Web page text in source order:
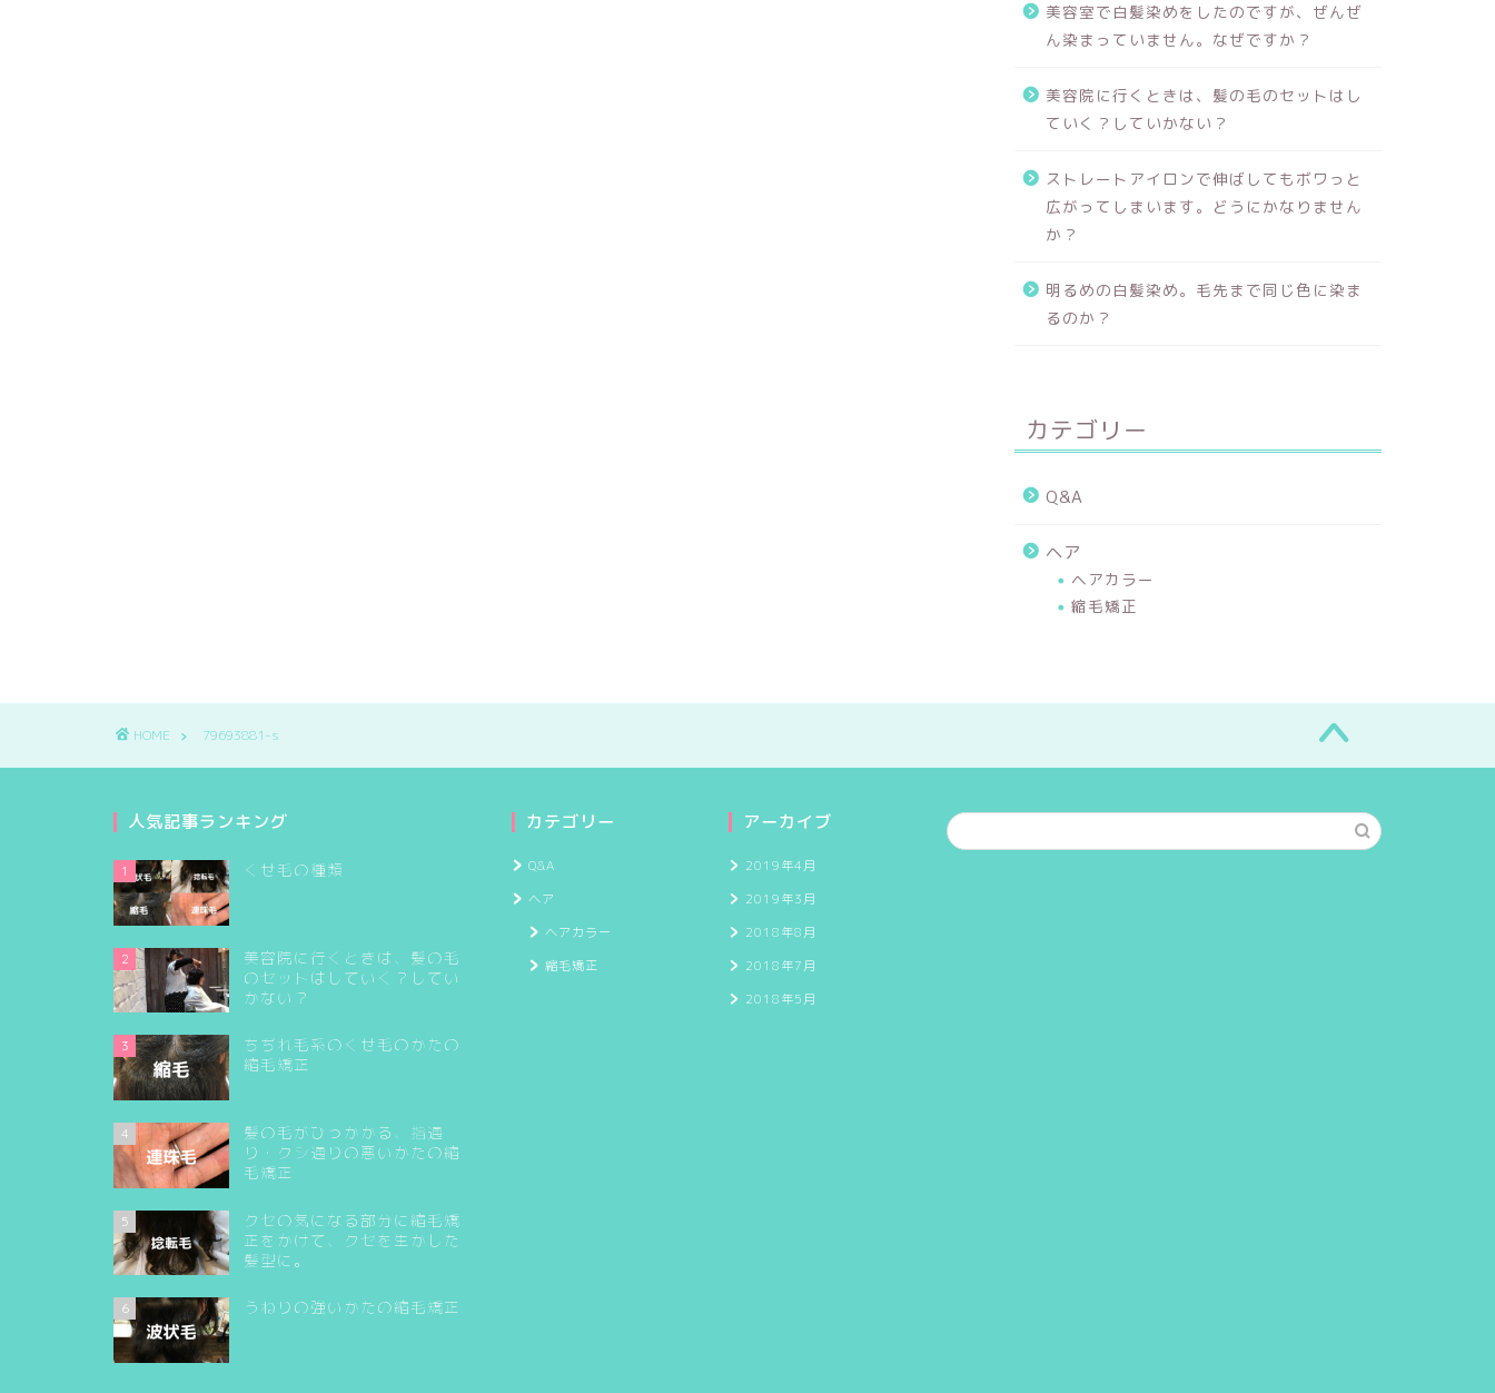
美容室で白髪染めをしたのですが、ぜんぜ
ん染まっていません。なぜですか？
美容院に行くときは、髪の毛のセットはし
ていく？していかない？
ストレートアイロンで伸ばしてもボワっと
広がってしまいます。どうにかなりません
か？
明るめの白髪染め。毛先まで同じ色に染ま
るのか？
カテゴリー
Q&A
ヘア
ヘアカラー
縮毛矯正
HOME 79693881-s
人気記事ランキング
1 くせ毛の種類
2
美容院に行くときは、髪の毛
のセットはしていく？してい
かない？
3
ちぢれ毛系のくせ毛のかたの
縮毛矯正
4
髪の毛がひっかかる、指通
り・クシ通りの悪いかたの縮
毛矯正
5
クセの気になる部分に縮毛矯
正をかけて、クセを生かした
髪型に。
6 うねりの強いかたの縮毛矯正
カテゴリー
Q&A
ヘア
ヘアカラー
縮毛矯正
アーカイブ
2019年4月
2019年3月
2018年8月
2018年7月
2018年5月